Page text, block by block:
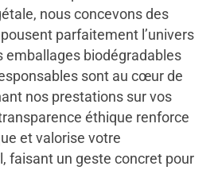
nous concevons des
parfaitement l’univers
emballages biodégradables
sont au cœur de
nos prestations sur vos
éthique renforce
et valorise votre
faisant un geste concret pour